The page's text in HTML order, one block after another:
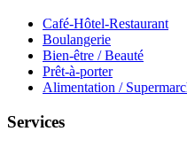
Café-Hôtel-Restaurant
Boulangerie
Bien-être / Beauté
Prêt-à-porter
Alimentation /
Services